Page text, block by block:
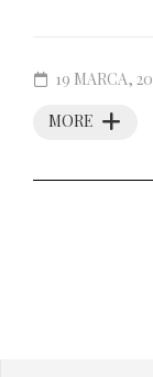
MORE
19 MARCA,